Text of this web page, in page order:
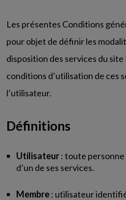
Les présentes Conditions
pour objet de définir les
disposition des services du
conditions d’utilisation de ces
l’utilisateur.
Définitions
Utilisateur: toute
d’un de ses services.
Membre: utilisateur